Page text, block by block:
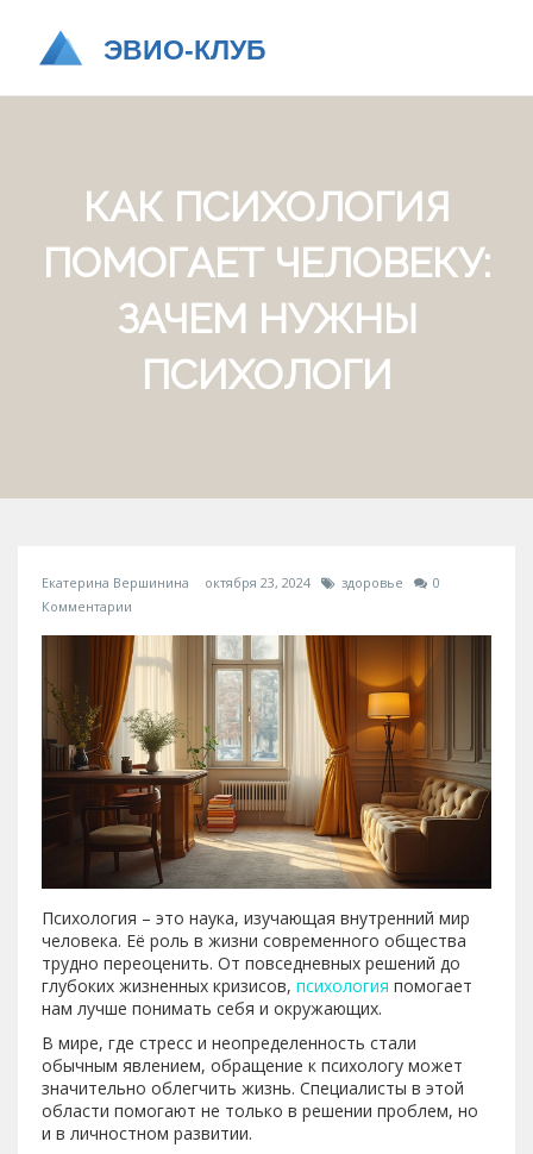
КАК ПСИХОЛОГИЯ
ПОМОГАЕТ ЧЕЛОВЕКУ:
ЗАЧЕМ НУЖНЫ
ПСИХОЛОГИ
Екатерина Вершинина октября 23, 2024 здоровье
0
Комментарии
Психология – это наука, изучающая внутренний мир
человека. Её роль в жизни современного общества
трудно переоценить. От повседневных решений до
глубоких жизненных кризисов, психология помогает
нам лучше понимать себя и окружающих.
В мире, где стресс и неопределенность стали
обычным явлением, обращение к психологу может
значительно облегчить жизнь. Специалисты в этой
области помогают не только в решении проблем, но
и в личностном развитии.